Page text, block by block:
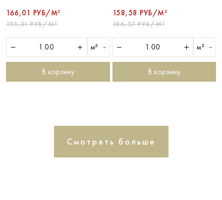
166,01 РУБ/М²
195,31 РУБ/М²
м²
В корзину
158,58 РУБ/М²
186,57 РУБ/М²
м²
В корзину
Смотреть больше